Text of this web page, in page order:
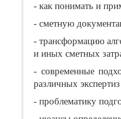
- как понимать и
- сметную
- трансформацию
и иных сметных
- современные
различных экспертиз
- проблематику